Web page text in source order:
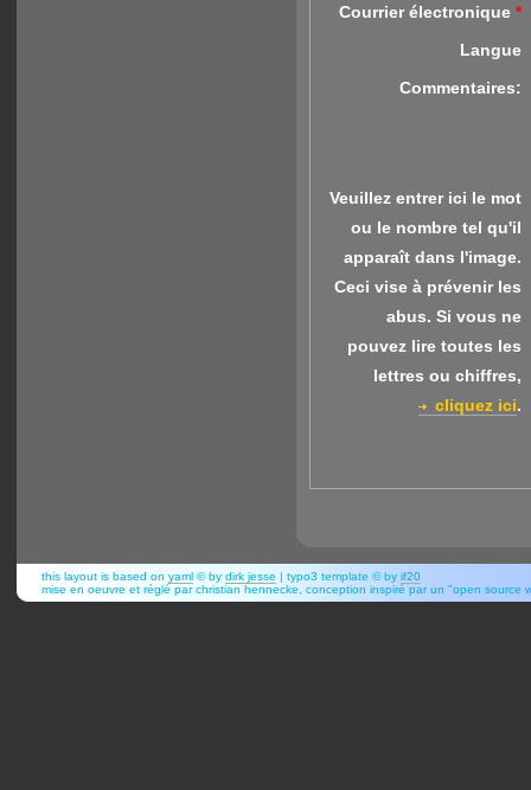
Courrier électronique*
Langue
Commentaires:
Veuillez entrer ici le mot
ou le nombre tel qu'il
apparaît dans l'image.
Ceci vise à prévenir les
abus. Si vous ne
pouvez lire toutes les
lettres ou chiffres,
cliquez ici.
this layout is based on yaml© by dirk jesse | typo3 template © by if20
mise en oeuvre et réglé par christian hennecke, conception inspiré par un "open source